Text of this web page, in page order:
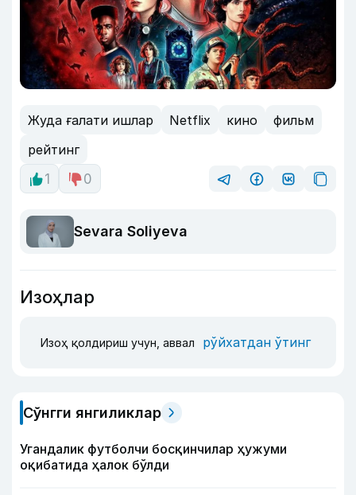
Жуда ғалати ишлар Netflix кино
фильм
рейтинг
1
0
Sevara Soliyeva
Изоҳлар
Изоҳ қолдириш учун, аввал рўйхатдан ўтинг
Сўнгги янгиликлар
Угандалик футболчи босқинчилар ҳужуми
оқибатида ҳалок бўлди